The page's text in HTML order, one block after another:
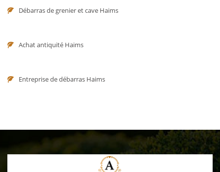
Débarras de grenier et cave Haims
Achat antiquité Haims
Entreprise de débarras Haims